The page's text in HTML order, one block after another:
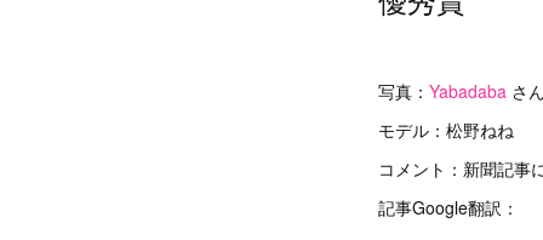
写真： Yabadaba さ
モデル：松野ねね
コメント：新聞記事
記事Google翻訳：